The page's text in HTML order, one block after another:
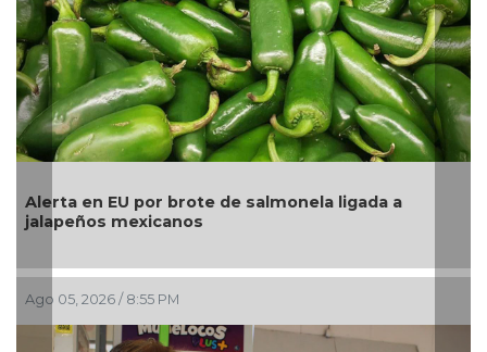
Alerta en EU por brote de salmonela ligada a
jalapeños mexicanos
Ago 05, 2026 / 8:55 PM